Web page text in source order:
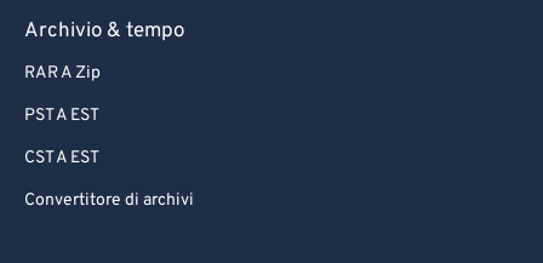
Archivio & tempo
RAR A Zip
PST A EST
CST A EST
Convertitore di archivi